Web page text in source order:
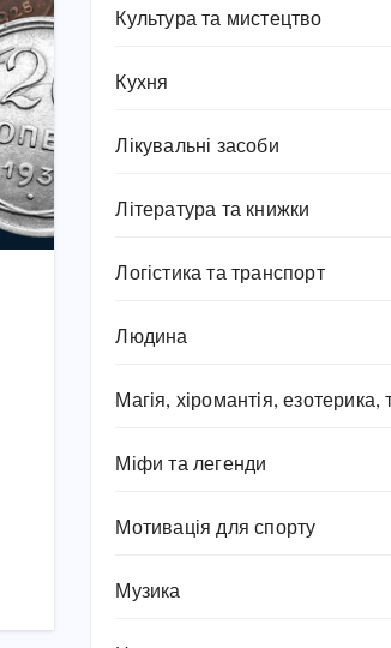
Культура та мистецтво
Кухня
Лікувальні засоби
Література та книжки
Логістика та транспорт
Людина
Магія, хіромантія, езотерика,
Міфи та легенди
Мотивація для спорту
Музика